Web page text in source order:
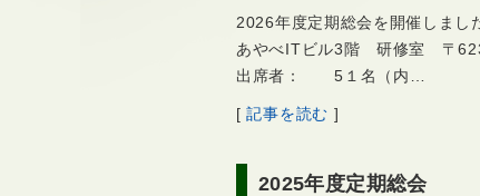
2026年度定期総会を開催しまし
あやべITビル3階 研修室 〒
出席者： 5１名（内…
[記事を読む ]
2025年度定期総会